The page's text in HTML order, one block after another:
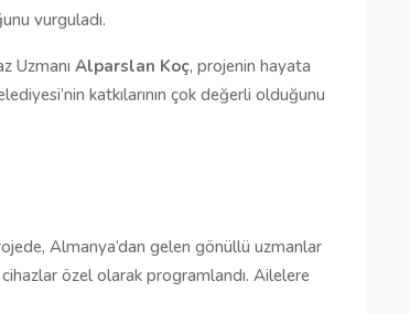
vurguladı.
Uzmanı Alparslan Koç, projenin hayata
katkılarının çok değerli olduğunu
Almanya’dan gelen gönüllü uzmanlar
cihazlar özel olarak programlandı. Ailelere